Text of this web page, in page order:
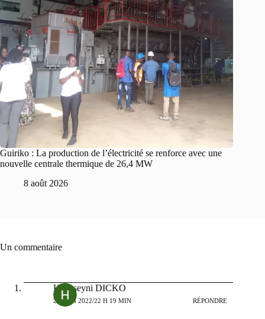
Guiriko : La production de l’électricité se renforce avec une
nouvelle centrale thermique de 26,4 MW
8 août 2026
Un commentaire
Housseyni DICKO
21 JUIN 2022/22 H 19 MIN RÉPONDRE